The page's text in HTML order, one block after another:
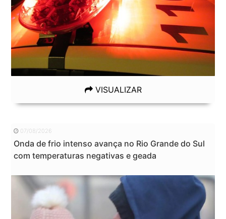
VISUALIZAR
07/08/2026
Onda de frio intenso avança no Rio Grande do Sul
com temperaturas negativas e geada